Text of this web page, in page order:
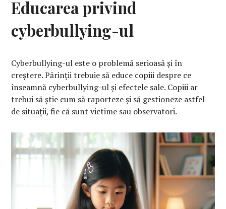
Educarea privind
cyberbullying-ul
Cyberbullying-ul este o problemă serioasă și în
creștere. Părinții trebuie să educe copiii despre ce
înseamnă cyberbullying-ul și efectele sale. Copiii ar
trebui să știe cum să raporteze și să gestioneze astfel
de situații, fie că sunt victime sau observatori.